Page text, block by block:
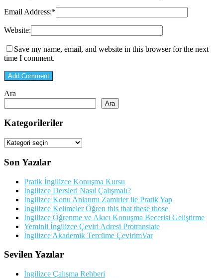
Email Address:*
Website:
Save my name, email, and website in this browser for the next
time I comment.
Ara
Ara
Kategorileriler
Kategorileriler
Son Yazılar
Pratik İngilizce Konuşma Kursu
İngilizce Dersleri Nasıl Çalışmalı?
İngilizce Konu Anlatımı Zamirler ile Pratik Yap
İngilizce Kelimeler Öğren this that these those
İngilizce Öğrenme ve Akıcı Konuşma Becerisi Geliştirme
Yeminli İngilizce Çeviri Adresi Protranslate
İngilizce Akademik Tercüme ÇevirimVar
Sevilen Yazılar
İngilizce Çalışma Rehberi